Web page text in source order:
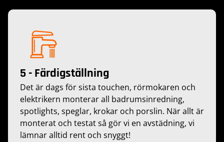
5 - Färdigställning
Det är dags för sista touchen, rörmokaren och
elektrikern monterar all badrumsinredning,
spotlights, speglar, krokar och porslin. När allt är
monterat och testat så gör vi en avstädning, vi
lämnar alltid rent och snyggt!